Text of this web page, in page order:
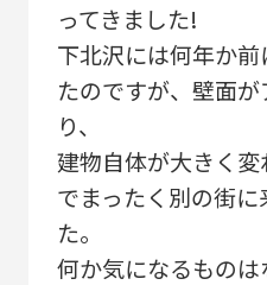
ってきました!
下北沢には何年か
たのですが、壁面
り、
建物自体が大きく
でまったく別の街
た。
何か気になるもの